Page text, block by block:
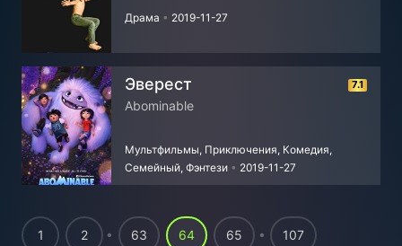
Драма • 2019-11-27
7.1
Эверест
Abominable
Мультфильмы, Приключения, Комедия,
Семейный, Фэнтези • 2019-11-27
1 2 63 64 65 107